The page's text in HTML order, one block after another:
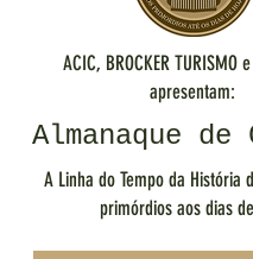
ACIC, BROCKER TURISMO
apresentam:
Almanaque de
A Linha do Tempo da História
primórdios aos dias